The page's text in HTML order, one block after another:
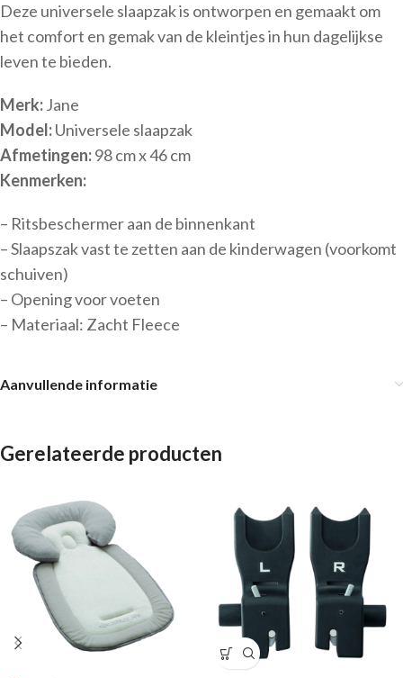
Deze universele slaapzak is ontworpen en gemaakt om
het comfort en gemak van de kleintjes in hun dagelijkse
leven te bieden.
Merk:Jane
Model:Universele slaapzak
Afmetingen:98 cm x 46 cm
Kenmerken:
– Ritsbeschermer aan de binnenkant
– Slaapszak vast te zetten aan de kinderwagen (voorkomt
schuiven)
– Opening voor voeten
– Materiaal: Zacht Fleece
Aanvullende informatie
Gerelateerde producten